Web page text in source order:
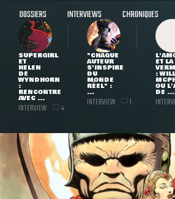
DOSSIERS INTERVIEWS CHRONIQUES
SUPERGIRL
ET
HELEN
DE
WYNDHORN
:
RENCONTRE
AVEC ...
INTERVIEW 4
"CHAQUE
AUTEUR
S'INSPIRE
DU
MONDE
RÉEL" :
...
INTERVIEW 1
ET LA
: WILL
OU
DE ...